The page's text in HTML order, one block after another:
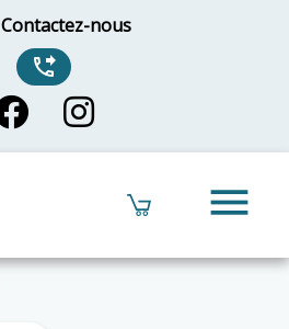
Contactez-nous
phone_forwarded
menu